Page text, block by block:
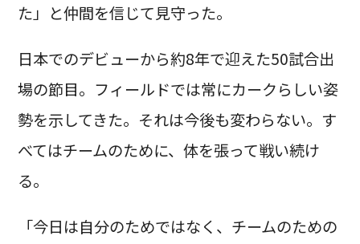
た」と仲間を信じて見守った。
日本でのデビューから約8年で迎えた50試合出
場の節目。フィールドでは常にカークらしい姿
勢を示してきた。それは今後も変わらない。す
べてはチームのために、体を張って戦い続け
る。
「今日は自分のためではなく、チームのための